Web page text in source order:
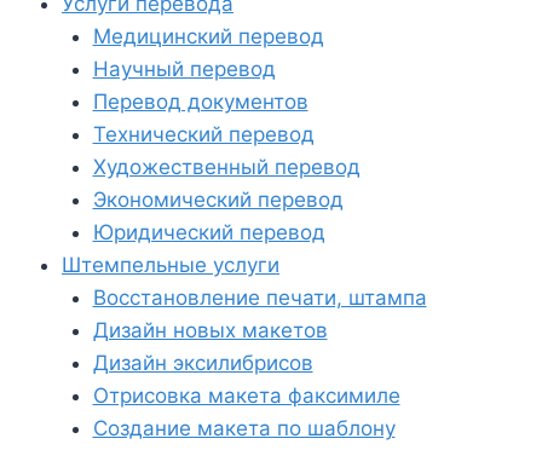
Медицинский перевод
Научный перевод
Перевод документов
Технический перевод
Художественный перевод
Экономический перевод
Юридический перевод
Штемпельные услуги
Восстановление печати, штампа
Дизайн новых макетов
Дизайн эксилибрисов
Отрисовка макета факсимиле
Создание макета по шаблону